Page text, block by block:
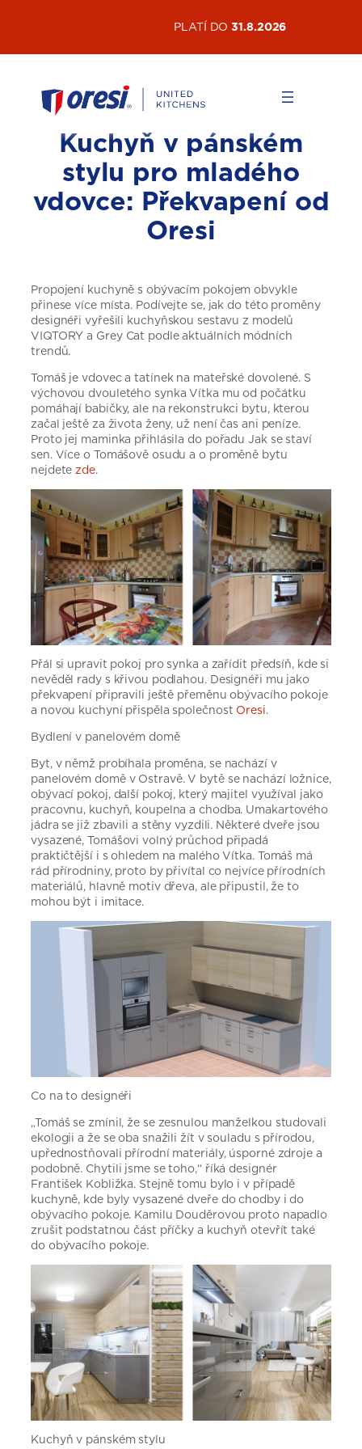
PLATÍ DO31.8.2026
Kuchyň v pánském
stylu pro mladého
vdovce: Překvapení od
Oresi
Propojení kuchyně s obývacím pokojem obvykle
přinese více místa. Podívejte se, jak do této proměny
designéři vyřešili kuchyňskou sestavu z modelů
VIQTORY a Grey Cat podle aktuálních módních
trendů.
Tomáš je vdovec a tatínek na mateřské dovolené. S
výchovou dvouletého synka Vítka mu od počátku
pomáhají babičky, ale na rekonstrukci bytu, kterou
začal ještě za života ženy, už není čas ani peníze.
Proto jej maminka přihlásila do pořadu Jak se staví
sen. Více o Tomášově osudu a o proměně bytu
nejdetezde.
Přál si upravit pokoj pro synka a zařídit předsíň, kde si
nevěděl rady s křivou podlahou. Designéři mu jako
překvapení připravili ještě přeměnu obývacího pokoje
a novou kuchyní přispěla společnost Oresi.
Bydlení v panelovém domě
Byt, v němž probíhala proměna, se nachází v
panelovém domě v Ostravě. V bytě se nachází ložnice,
obývací pokoj, další pokoj, který majitel využíval jako
pracovnu, kuchyň, koupelna a chodba. Umakartového
jádra se již zbavili a stěny vyzdili. Některé dveře jsou
vysazené, Tomášovi volný průchod připadá
praktičtější i s ohledem na malého Vítka. Tomáš má
rád přírodniny, proto by přivítal co nejvíce přírodních
materiálů, hlavně motiv dřeva, ale připustil, že to
mohou být i imitace.
Co na to designéři
„Tomáš se zmínil, že se zesnulou manželkou studovali
ekologii a že se oba snažili žít v souladu s přírodou,
upřednostňovali přírodní materiály, úsporné zdroje a
podobně. Chytili jsme se toho,“ říká designér
František Kobližka. Stejně tomu bylo i v případě
kuchyně, kde byly vysazené dveře do chodby i do
obývacího pokoje. Kamilu Douděrovou proto napadlo
zrušit podstatnou část příčky a kuchyň otevřít také
do obývacího pokoje.
Kuchyň v pánském stylu